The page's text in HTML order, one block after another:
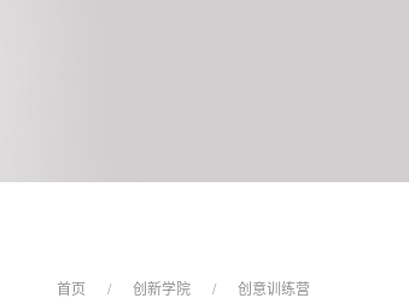
首页 / 创新学院 / 创意训练营